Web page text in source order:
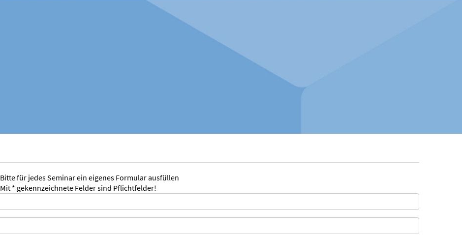
Bitte für jedes Seminar ein eigenes Formular ausfüllen
Mit * gekennzeichnete Felder sind Pflichtfelder!